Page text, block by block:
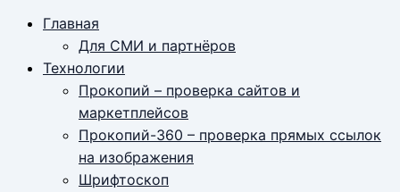
Главная
Для СМИ и партнёров
Технологии
Прокопий – проверка сайтов и
маркетплейсов
Прокопий-360 – проверка прямых ссылок
на изображения
Шрифтоскоп